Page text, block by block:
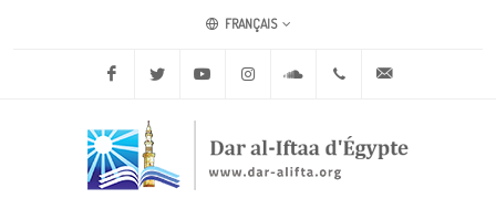
FRANÇAIS
Facebook Twitter Youtube Instagram Soundcloud+20 2 25970400